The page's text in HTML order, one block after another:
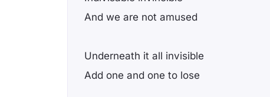
And we are not amused
Underneath it all invisible
Add one and one to lose